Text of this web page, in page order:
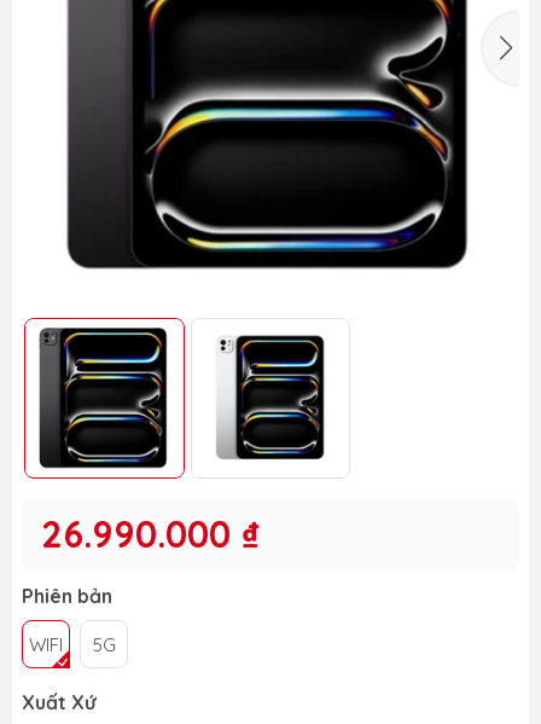
26.990.000 ₫
Phiên bản
WIFI 5G
Xuất Xứ